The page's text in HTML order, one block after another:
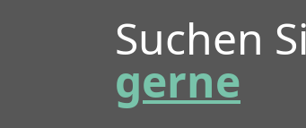
Suchen
gerne